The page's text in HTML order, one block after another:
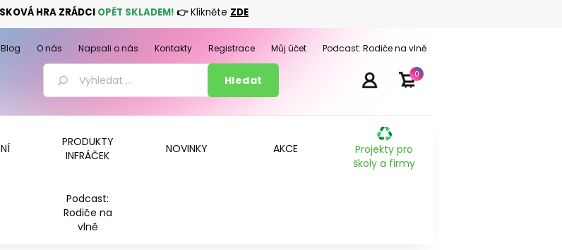
HRA ZRÁDCI OPĚT SKLADEM! 👉Klikněte ZDE
0
PRODUKTY
INFRÁČEK
NOVINKY AKCE
Projekty pro
školy a firmy
Podcast:
Rodiče na
vlně
Blog O nás Napsali o nás Kontakty Registrace Můj účet Podcast: Rodiče na vlně